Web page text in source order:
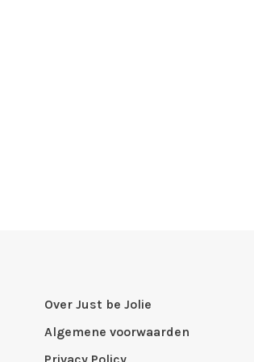
Over Just be Jolie
Algemene voorwaarden